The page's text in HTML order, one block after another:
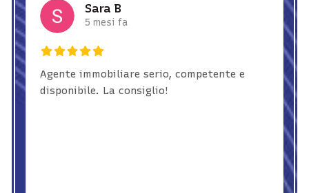
Sara B
5 mesi fa
Agente immobiliare serio, competente e
disponibile. La consiglio!